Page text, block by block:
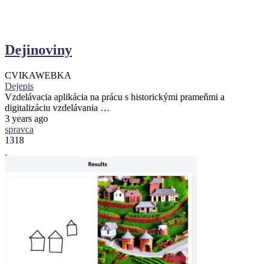
Dejinoviny
CVIKAWEBKA
Dejepis
Vzdelávacia aplikácia na prácu s historickými prameňmi a
digitalizáciu vzdelávania …
3 years ago
spravca
1318